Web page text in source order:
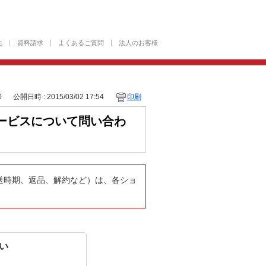
資料請求 よくあるご質問 法人のお客様
公開日時 : 2015/03/02 17:54 印刷
ビスについて問い合わ
期、返品、解約など）は、各ショ